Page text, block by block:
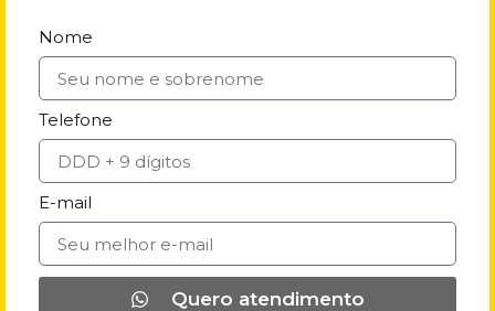
Nome
Telefone
E-mail
Quero atendimento